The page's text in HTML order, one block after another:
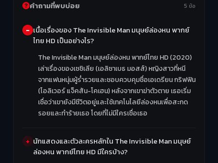
คำถามที่พบบ่อย 5 ข้อ
เนื้อเรื่องของ The Invisible Man มนุษย์ล่องหน พากย์
ไทย HD เป็นอย่างไร?
The Invisible Man มนุษย์ล่องหน พากย์ไทย HD (2020)
เล่าเรื่องของเซซิเลีย (เอลิซาเบธ มอสส์) หญิงสาวที่หนี
จากแฟนหนุ่มผู้ร่ำรวยและชอบควบคุมชื่อเอเดรียน กริฟฟิน
(โอลิเวอร์ แจ็คสัน-โคเฮน) หลังจากเขาฆ่าตัวตาย เธอเริ่ม
เชื่อว่าเขายังมีชีวิตอยู่และใช้เทคโนโลยีล่องหนเพื่อสะกด
รอยและทำร้ายเธอ โดยที่ไม่มีใครเชื่อเธอ
นักแสดงและตัวละครหลักใน The Invisible Man มนุษย์
ล่องหน พากย์ไทย HD มีใครบ้าง?